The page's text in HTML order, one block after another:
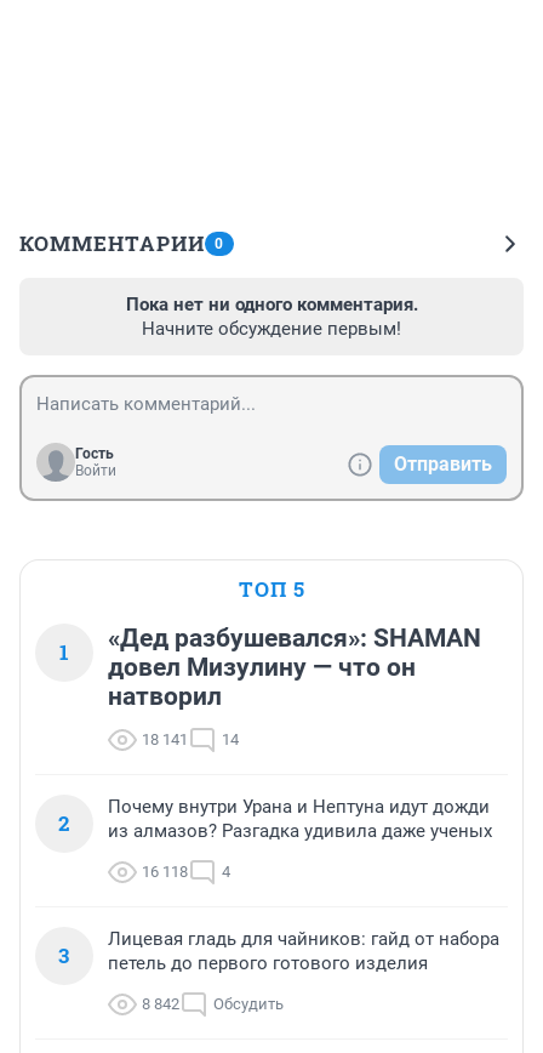
КОММЕНТАРИИ 0
Пока нет ни одного комментария.
Начните обсуждение первым!
Гость
Войти
Отправить
ТОП 5
1
«Дед разбушевался»: SHAMAN
довел Мизулину — что он
натворил
18 141 14
2
Почему внутри Урана и Нептуна идут дожди
из алмазов? Разгадка удивила даже ученых
16 118 4
3
Лицевая гладь для чайников: гайд от набора
петель до первого готового изделия
8 842 Обсудить